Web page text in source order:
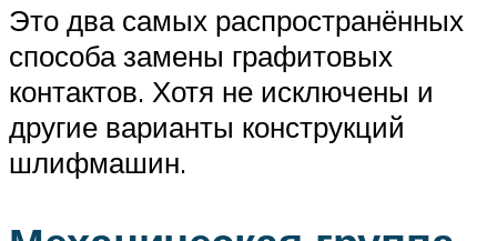
Это два самых распространённых
способа замены графитовых
контактов. Хотя не исключены и
другие варианты конструкций
шлифмашин.